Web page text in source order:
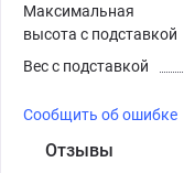
Максимальная
высота с подставкой
Вес с подставкой
Сообщить об ошибке
Отзывы